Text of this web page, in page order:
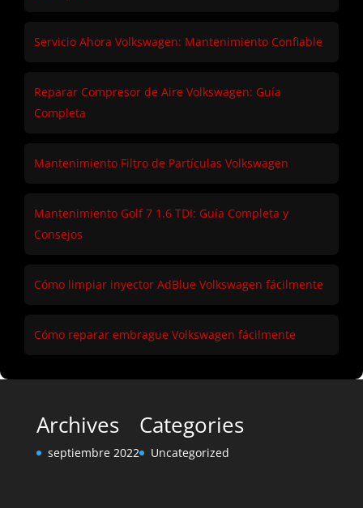
Servicio Ahora Volkswagen: Mantenimiento Confiable
Reparar Compresor de Aire Volkswagen: Guía
Completa
Mantenimiento Filtro de Partículas Volkswagen
Mantenimiento Golf 7 1.6 TDI: Guía Completa y
Consejos
Cómo limpiar inyector AdBlue Volkswagen fácilmente
Cómo reparar embrague Volkswagen fácilmente
Archives
septiembre 2022
Categories
Uncategorized